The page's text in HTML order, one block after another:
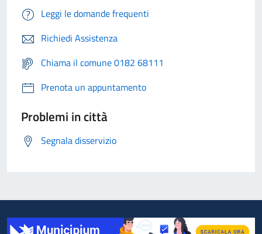
Leggi le domande frequenti
Richiedi Assistenza
Chiama il comune 0182 68111
Prenota un appuntamento
Problemi in città
Segnala disservizio